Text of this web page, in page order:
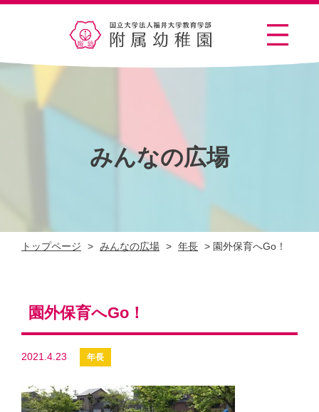
みんなの広場
トップページ > みんなの広場 > 年長 > 園外保育へGo！
園外保育へGo！
2021.4.23